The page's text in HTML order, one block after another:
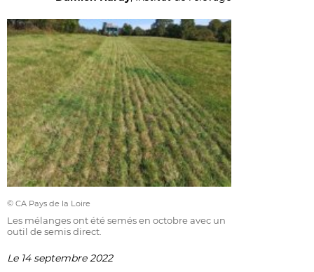
© CA Pays de la Loire
Les mélanges ont été semés en octobre avec un
outil de semis direct.
Le 14 septembre 2022